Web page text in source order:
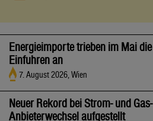
Energieimporte trieben im Mai die
Einfuhren an
7. August 2026, Wien
Neuer Rekord bei Strom- und Gas-
Anbieterwechsel aufgestellt